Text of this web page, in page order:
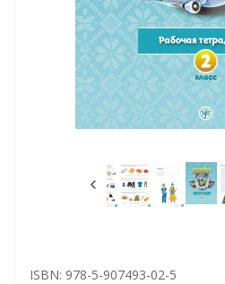
ISBN: 978-5-907493-02-5